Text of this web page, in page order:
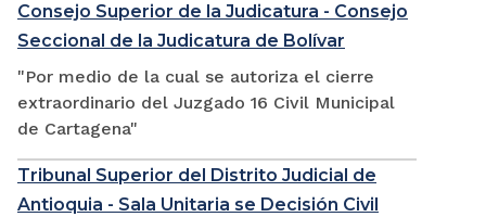
Consejo Superior de la Judicatura - Consejo
Seccional de la Judicatura de Bolívar
"Por medio de la cual se autoriza el cierre
extraordinario del Juzgado 16 Civil Municipal
de Cartagena"
Tribunal Superior del Distrito Judicial de
Antioquia - Sala Unitaria se Decisión Civil